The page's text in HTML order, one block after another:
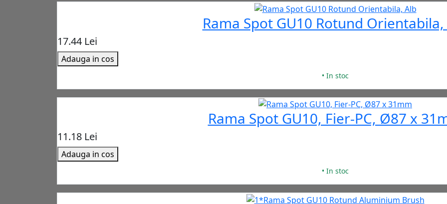
Rama Spot GU10 Rotund
17.44 Lei
Adauga in cos
• In stoc
Rama Spot GU10, Fier-PC, Ø87 x
11.18 Lei
Adauga in cos
• In stoc